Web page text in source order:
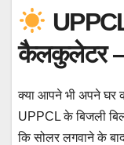
कैलकुलेटर –
क्या आपने भी अपने घर
UPPCL के बिजली
कि सोलर लगवाने के